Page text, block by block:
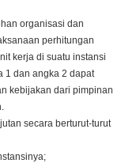
organisasi dan
perhitungan
kerja di suatu instansi
1 dan angka 2 dapat
kebijakan dari pimpinan
secara berturut-turut